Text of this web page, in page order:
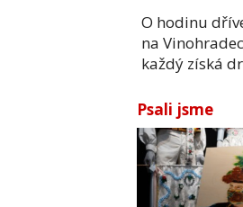
O hodinu
na
každý získá
Psali jsme